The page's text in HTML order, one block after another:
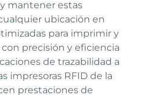
mantener estas
ubicación en
para imprimir y
precisión y eficiencia
de trazabilidad a
impresoras RFID de la
prestaciones de